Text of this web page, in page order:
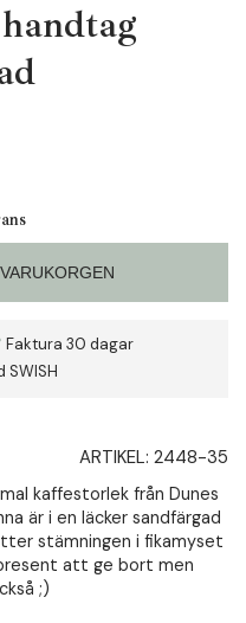
Faktura 30 dagar
SWISH
ARTIKEL: 2448-35
kaffestorlek från Dunes
är i en läcker sandfärgad
stämningen i fikamyset
att ge bort men
;)